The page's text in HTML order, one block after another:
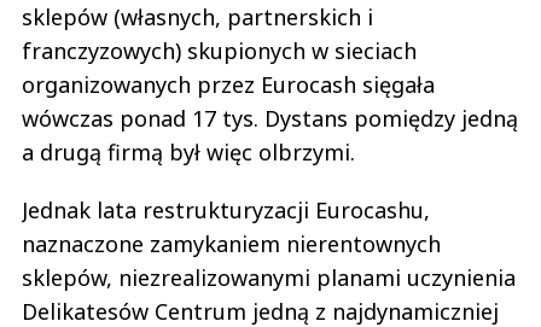
sklepów (własnych, partnerskich i
franczyzowych) skupionych w sieciach
organizowanych przez Eurocash sięgała
wówczas ponad 17 tys. Dystans pomiędzy jedną
a drugą firmą był więc olbrzymi.
Jednak lata restrukturyzacji Eurocashu,
naznaczone zamykaniem nierentownych
sklepów, niezrealizowanymi planami uczynienia
Delikatesów Centrum jedną z najdynamiczniej